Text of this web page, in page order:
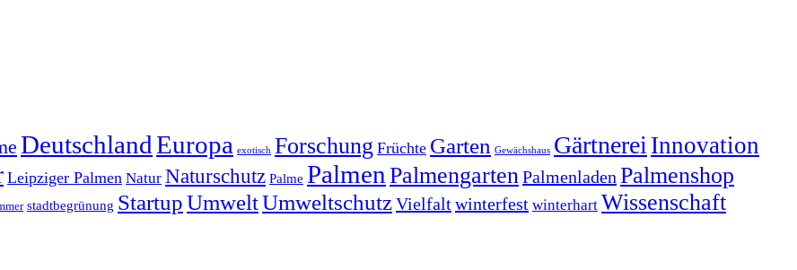
DeutschlandEuropa exotisch Forschung Früchte Garten Gewächshaus Gärtnerei Innovation
Leipziger Palmen Natur Naturschutz Palme Palmen PalmengartenPalmenladen Palmenshop
stadtbegrünung StartupUmweltUmweltschutzVielfaltwinterfest winterhart Wissenschaft